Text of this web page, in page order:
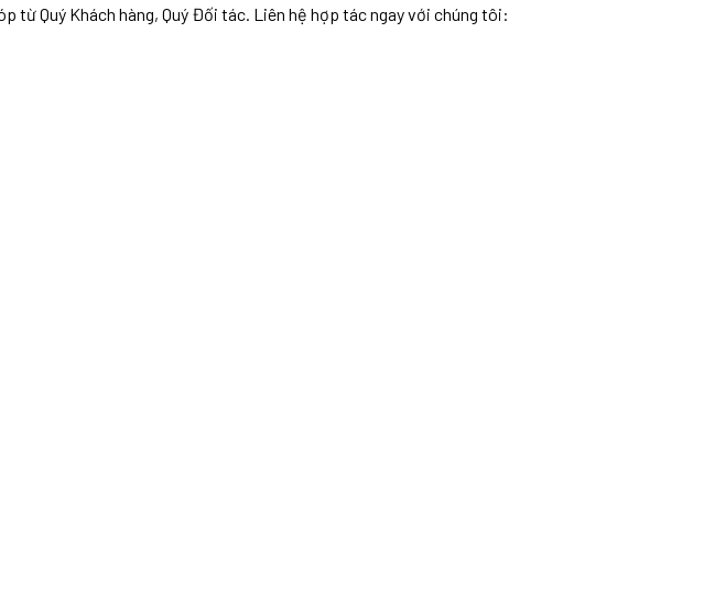
từ Quý Khách hàng, Quý Đối tác. Liên hệ hợp tác ngay với chúng tôi: